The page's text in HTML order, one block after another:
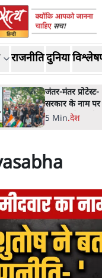
राजनीतिदुनिया
जंतर-मंतर
सरकार के नाम
दिखाए पुलिस, जेन
5 Min.देश